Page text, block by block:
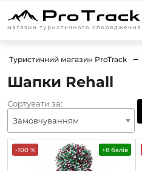
Туристичний магазин ProTrack
Шапки Rehall
Сортувати за:
Замовчуванням
-100 % +8 балів